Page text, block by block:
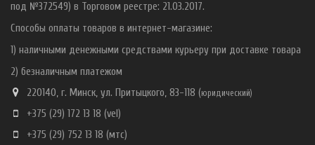
под №372549) в Торговом реестре: 21.03.2017.
Способы оплаты товаров в интернет-магазине:
1) наличными денежными средствами курьеру при доставке товара
2) безналичным платежом
220140, г. Минск, ул. Притыцкого, 83-118 (юридический)
+375 (29) 172 13 18 (vel)
+375 (29) 752 13 18 (мтс)